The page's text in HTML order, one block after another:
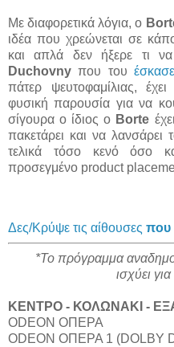
Με διαφορετικά λόγια, ο
ιδέα που χρεώνεται σε
και απλά δεν ήξερε τι
Duchovny που τουέσκασε
πάτερ ψευτοφαμίλιας,
φυσική παρουσία για να
σίγουρα ο ίδιος ο Borte
πακετάρει και να λανσάρει
τελικά τόσο κενό όσο
προσεγμένο product
Δες/Κρύψε τις αίθουσες που
*Το πρόγραμμα
ισχύει
ΚΕΝΤΡΟ - ΚΟΛΩΝΑΚΙ -
ODEON ΟΠΕΡΑ
ODEON ΟΠΕΡΑ 1 (DOLBY